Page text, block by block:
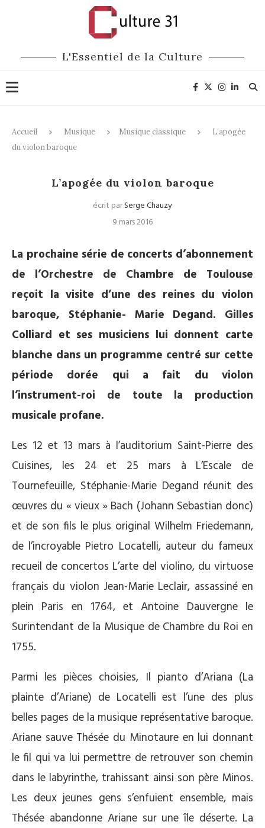
L'Essentiel de la Culture
Accueil Musique Musique classique
L’apogée
du violon baroque
L’apogée du violon baroque
écrit parSerge Chauzy
9 mars 2016
La prochaine série de concerts d’abonnement
de l’Orchestre de Chambre de Toulouse
reçoit la visite d’une des reines du violon
baroque, Stéphanie- Marie Degand. Gilles
Colliard et ses musiciens lui donnent carte
blanche dans un programme centré sur cette
période dorée qui a fait du violon
l’instrument-roi de toute la production
musicale profane.
Les 12 et 13 mars à l’auditorium Saint-Pierre des
Cuisines, les 24 et 25 mars à L’Escale de
Tournefeuille, Stéphanie-Marie Degand réunit des
œuvres du « vieux » Bach (Johann Sebastian donc)
et de son fils le plus original Wilhelm Friedemann,
de l’incroyable Pietro Locatelli, auteur du fameux
recueil de concertos L’arte del violino, du virtuose
français du violon Jean-Marie Leclair, assassiné en
plein Paris en 1764, et Antoine Dauvergne le
Surintendant de la Musique de Chambre du Roi en
1755.
Parmi les pièces choisies, Il pianto d’Ariana (La
plainte d’Ariane) de Locatelli est l’une des plus
belles pages de la musique représentative baroque.
Ariane sauve Thésée du Minotaure en lui donnant
le fil qui va lui permettre de retrouver son chemin
dans le labyrinthe, trahissant ainsi son père Minos.
Les deux jeunes gens s’enfuient ensemble, mais
Thésée abandonne Ariane sur une île déserte. La